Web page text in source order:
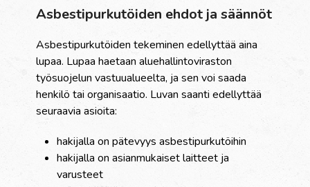
Asbestipurkutöiden ehdot ja säännöt
Asbestipurkutöiden tekeminen edellyttää aina
lupaa. Lupaa haetaan aluehallintoviraston
työsuojelun vastuualueelta, ja sen voi saada
henkilö tai organisaatio. Luvan saanti edellyttää
seuraavia asioita:
hakijalla on pätevyys asbestipurkutöihin
hakijalla on asianmukaiset laitteet ja
varusteet